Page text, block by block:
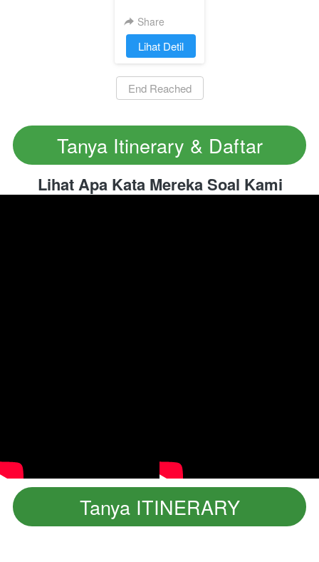
30 JANUARI
2025
Share
`Lihat Detil
`End Reached
`
Tanya Itinerary & Daftar
Lihat Apa Kata Mereka Soal Kami
`
Tanya ITINERARY